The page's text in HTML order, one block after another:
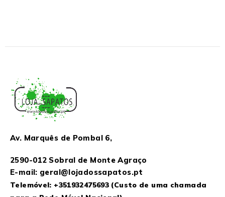
Av. Marquês de Pombal 6,
2590-012 Sobral de Monte Agraço
E-mail: geral@lojadossapatos.pt
Telemóvel: +351932475693 (Custo de uma chamada